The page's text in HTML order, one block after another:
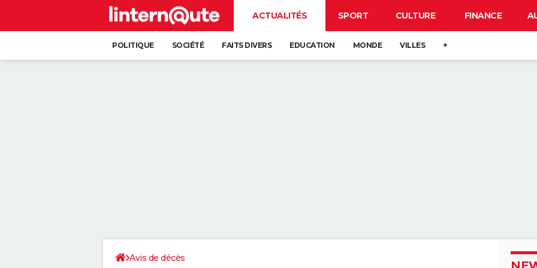
ACTUALITÉS SPORT CULTURE FINANCE
POLITIQUE SOCIÉTÉ FAITS DIVERS EDUCATION MONDE VILLES +
Avis de décès